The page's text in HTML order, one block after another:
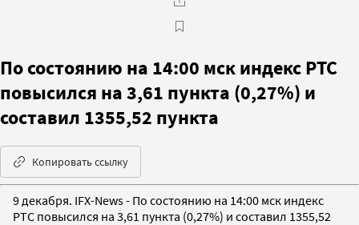
По состоянию на 14:00 мск индекс РТС
повысился на 3,61 пункта (0,27%) и
составил 1355,52 пункта
Копировать ссылку
9 декабря. IFX-News - По состоянию на 14:00 мск индекс
РТС повысился на 3,61 пункта (0,27%) и составил 1355,52